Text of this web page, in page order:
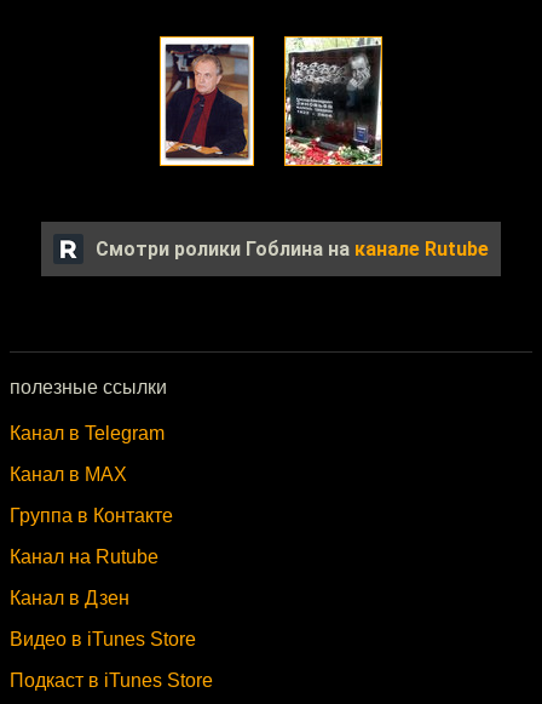
Смотри ролики Гоблина на канале Rutube
полезные ссылки
Канал в Telegram
Канал в MAX
Группа в Контакте
Канал на Rutube
Канал в Дзен
Видео в iTunes Store
Подкаст в iTunes Store